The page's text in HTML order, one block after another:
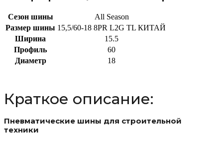
Сезон шины
All Season
Размер шины 15,5/60-18 8PR L2G TL КИТАЙ
Ширина
15.5
Профиль
60
Диаметр
18
Краткое описание:
Пневматические шины для строительной
техники